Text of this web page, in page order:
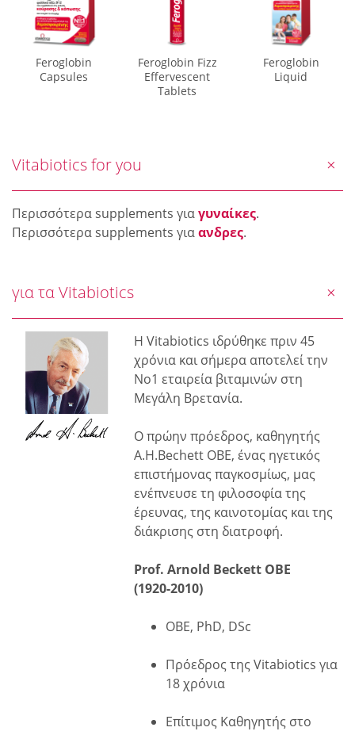
Feroglobin
Capsules
Feroglobin Fizz
Effervescent
Tablets
Feroglobin
Liquid
Vitabiotics for you
Περισσότερα supplements γιαγυναίκες.
Περισσότερα supplements γιαανδρες.
για τα Vitabiotics
Η Vitabiotics ιδρύθηκε πριν 45
χρόνια και σήμερα αποτελεί την
Νο1 εταιρεία βιταμινών στη
Μεγάλη Βρετανία.
Ο πρώην πρόεδρος, καθηγητής
A.H.Bechett OBE, ένας ηγετικός
επιστήμονας παγκοσμίως, μας
ενέπνευσε τη φιλοσοφία της
έρευνας, της καινοτομίας και της
διάκρισης στη διατροφή.
Prof. Arnold Beckett OBE
(1920-2010)
OBE, PhD, DSc
Πρόεδρος της Vitabiotics για
18 χρόνια
Επίτιμος Καθηγητής στο